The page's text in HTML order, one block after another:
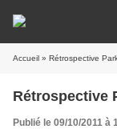
Accueil » Rétrospective
Rétrospective
Publié le 09/10/2011 à